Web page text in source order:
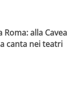
Roma: alla Cavea
canta nei teatri